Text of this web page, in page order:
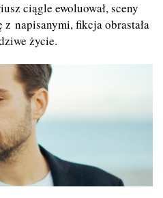
ciągle ewoluował, sceny
z napisanymi, fikcja obrastała
życie.